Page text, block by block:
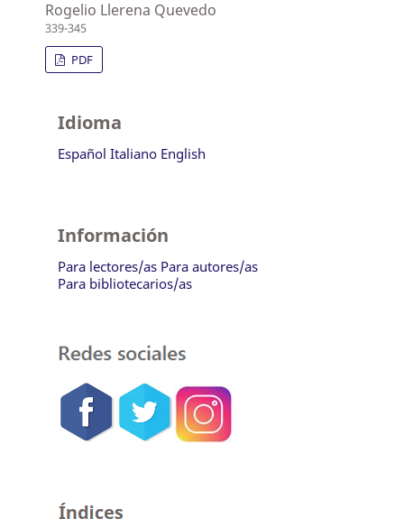
Rogelio Llerena Quevedo
339-345
PDF
Idioma
Español Italiano English
Información
Para lectores/as Para autores/as
Para bibliotecarios/as